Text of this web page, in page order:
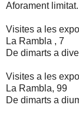
Aforament
Visites a les
La Rambla , 7
De dimarts a
Visites a les
La Rambla, 99
De dimarts a